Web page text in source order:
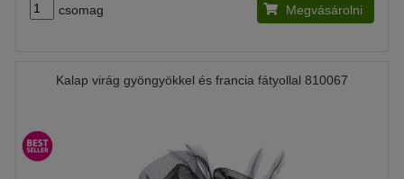
csomag Megvásárolni
Kalap virág gyöngyökkel és francia fátyollal 810067